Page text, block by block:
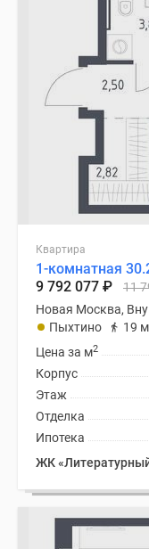
Квартира
1-комнатная
9 792 077 ₽ 11
Новая Москва,
Пыхтино
19
Цена за м2
Корпус
Этаж
Отделка
Ипотека
ЖК